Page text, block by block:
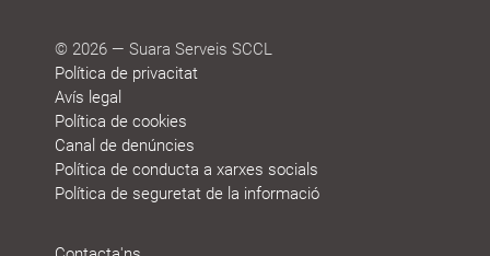
© 2026 — Suara Serveis SCCL
Política de privacitat
Avís legal
Política de cookies
Canal de denúncies
Política de conducta a xarxes socials
Política de seguretat de la informació